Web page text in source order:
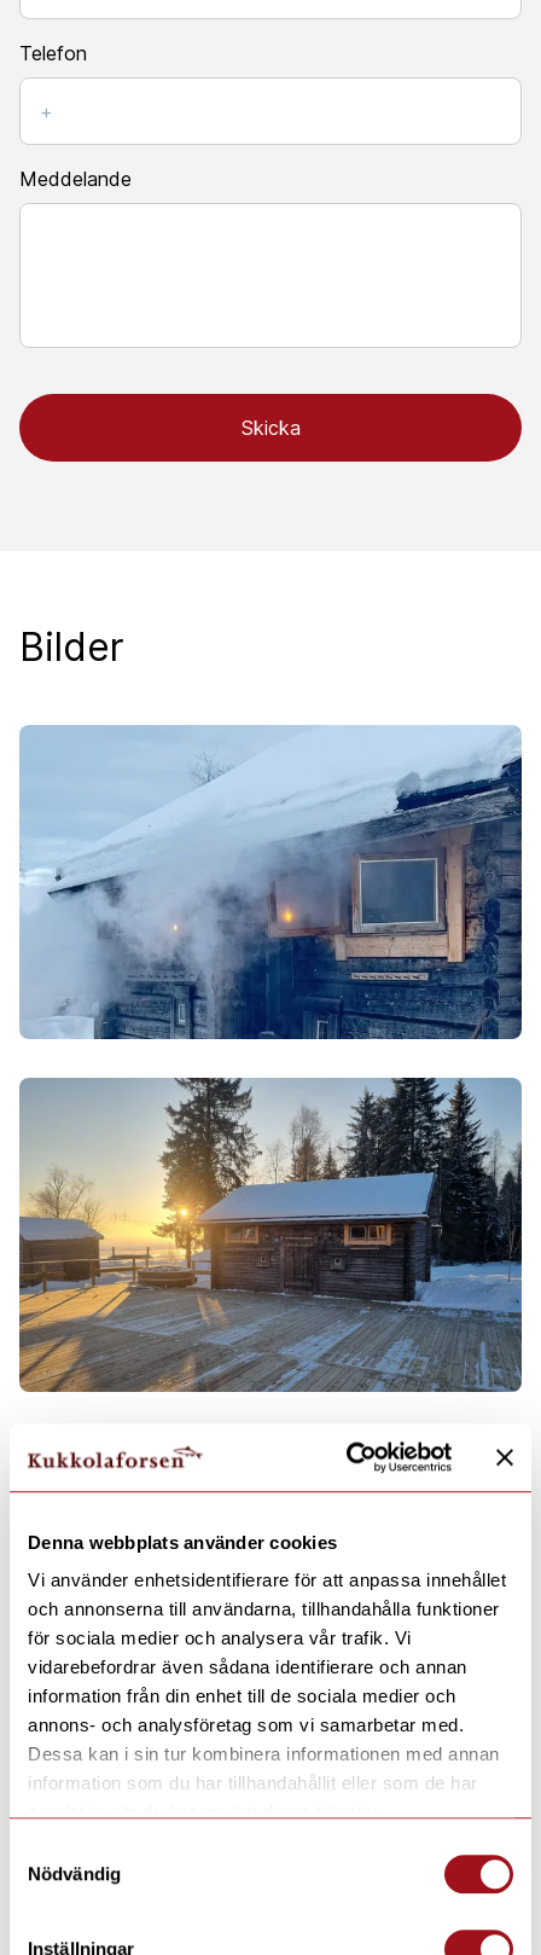
Denna webbplats använder cookies
Vi använder enhetsidentifierare för att anpassa innehållet
och annonserna till användarna, tillhandahålla funktioner
för sociala medier och analysera vår trafik. Vi
vidarebefordrar även sådana identifierare och annan
information från din enhet till de sociala medier och
annons- och analysföretag som vi samarbetar med.
Dessa kan i sin tur kombinera informationen med annan
information som du har tillhandahållit eller som de har
Nödvändig
Inställningar
Telefon
Meddelande
Bilder